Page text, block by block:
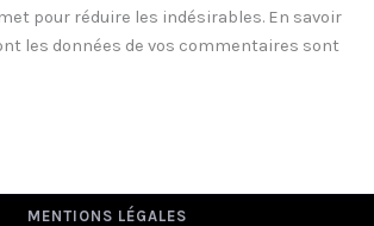
pour réduire les indésirables. En savoir
les données de vos commentaires sont
MENTIONS LÉGALES